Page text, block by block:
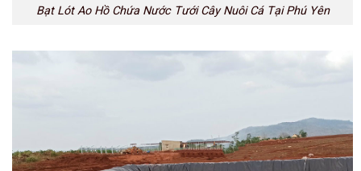
Bạt Lót Ao Hồ Chứa Nước Tưới Cây Nuôi Cá Tại Phú Yên